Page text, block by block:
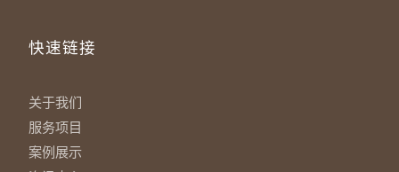
快速链接
关于我们
服务项目
案例展示